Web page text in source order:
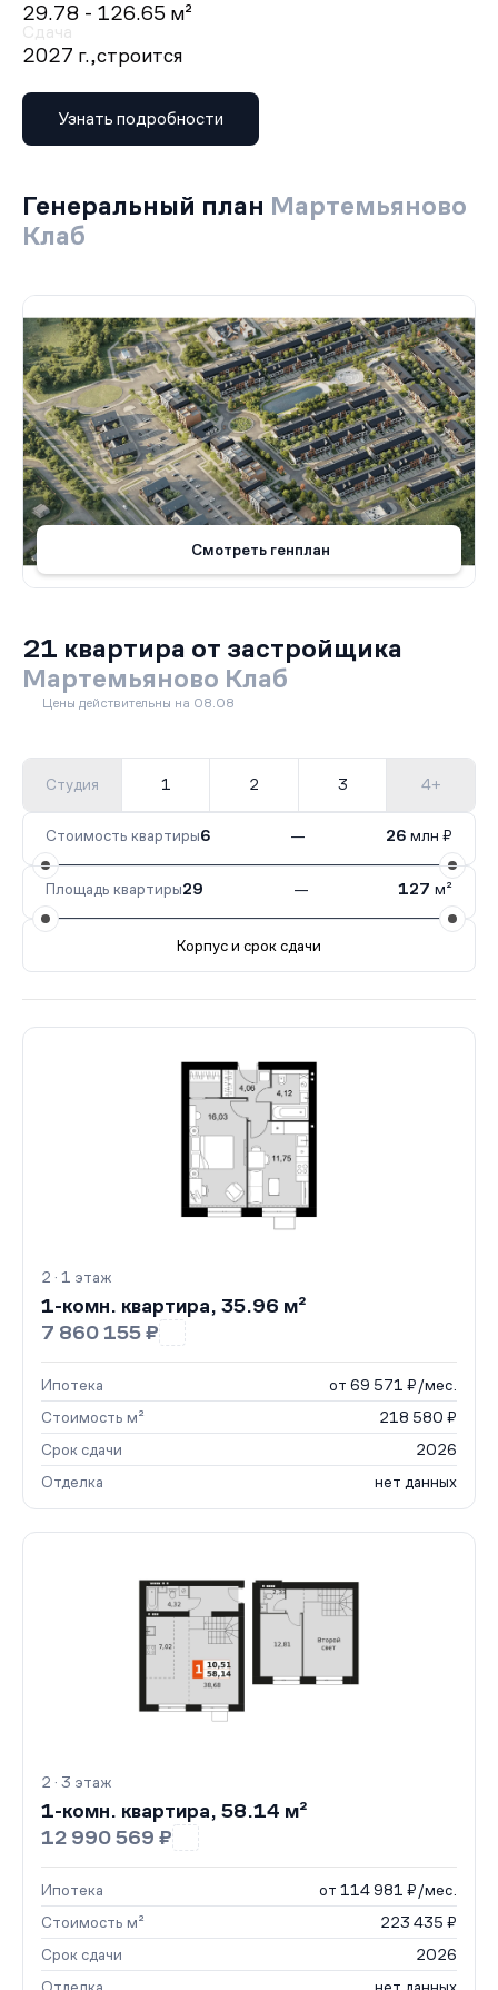
29.78 - 126.65 м²
Сдача
2027 г.,строится
Узнать подробности
Генеральный план Мартемьяново
Клаб
Смотреть генплан
21 квартира от застройщика
Мартемьяново Клаб
Цены действительны на 08.08
Студия 1 2 3 4+
Стоимость квартиры6 — 26 млн ₽
Площадь квартиры29 — 127 м²
Корпус и срок сдачи
29 кв.IV кв. 2026
2 · 1 этаж
1-комн. квартира, 35.96 м²
7 860 155 ₽
Ипотека
от 69 571 ₽/мес.
Стоимость м²
218 580 ₽
Срок сдачи
2026
Отделка
нет данных
2 · 3 этаж
1-комн. квартира, 58.14 м²
12 990 569 ₽
Ипотека
от 114 981 ₽/мес.
Стоимость м²
223 435 ₽
Срок сдачи
2026